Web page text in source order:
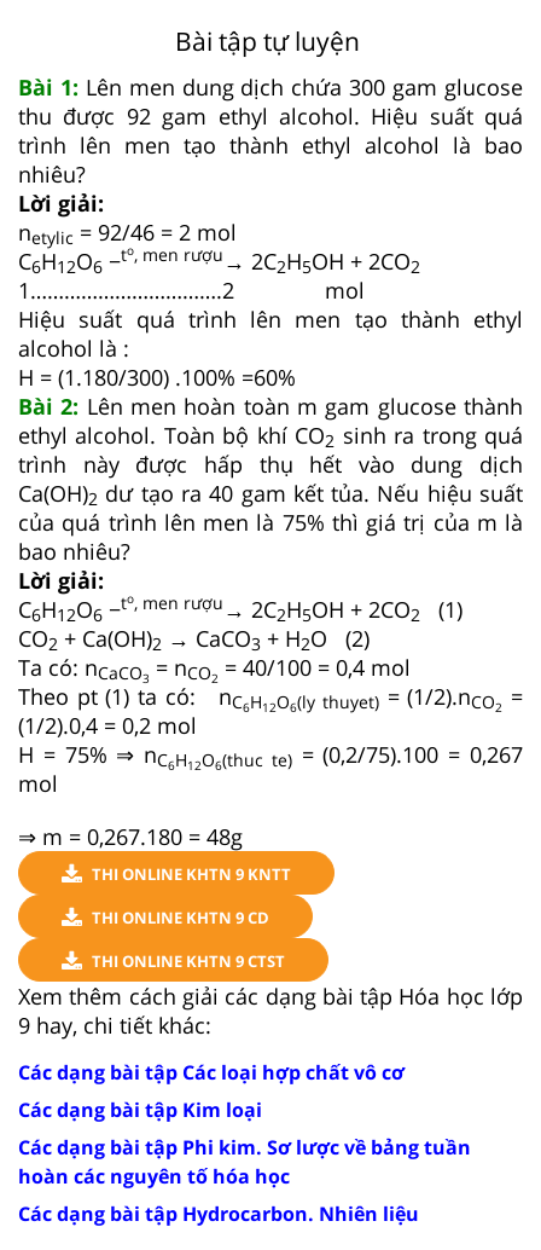
Bài tập tự luyện
Bài 1: Lên men dung dịch chứa 300 gam glucose
thu được 92 gam ethyl alcohol. Hiệu suất quá
trình lên men tạo thành ethyl alcohol là bao
nhiêu?
Lời giải:
netylic = 92/46 = 2 mol
C6H12O6 −to, men rượu → 2C2H5OH + 2CO2
1…………………………….2 mol
Hiệu suất quá trình lên men tạo thành ethyl
alcohol là :
H = (1.180/300) .100% =60%
Bài 2: Lên men hoàn toàn m gam glucose thành
ethyl alcohol. Toàn bộ khí CO2 sinh ra trong quá
trình này được hấp thụ hết vào dung dịch
Ca(OH)2 dư tạo ra 40 gam kết tủa. Nếu hiệu suất
của quá trình lên men là 75% thì giá trị của m là
bao nhiêu?
Lời giải:
C6H12O6 −to, men rượu → 2C2H5OH + 2CO2
(1)
CO2 + Ca(OH)2 → CaCO3 + H2O (2)
Ta có: nCaCO3 = nCO2 = 40/100 = 0,4 mol
Theo pt (1) ta có: nC6H12O6(ly thuyet) = (1/2).nCO2
=
(1/2).0,4 = 0,2 mol
H = 75% ⇒ nC6H12O6(thuc te)= (0,2/75).100 = 0,267
mol
⇒ m = 0,267.180 = 48g
THI ONLINE KHTN 9 KNTT
THI ONLINE KHTN 9 CD
THI ONLINE KHTN 9 CTST
Xem thêm cách giải các dạng bài tập Hóa học lớp
9 hay, chi tiết khác:
Các dạng bài tập Các loại hợp chất vô cơ
Các dạng bài tập Kim loại
Các dạng bài tập Phi kim. Sơ lược về bảng tuần
hoàn các nguyên tố hóa học
Các dạng bài tập Hydrocarbon. Nhiên liệu